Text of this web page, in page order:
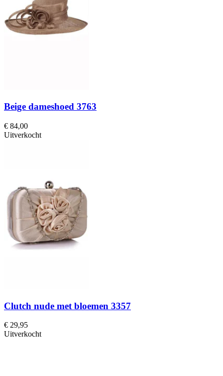
Beige dameshoed 3763
€ 84,00
Uitverkocht
Clutch nude met bloemen 3357
€ 29,95
Uitverkocht